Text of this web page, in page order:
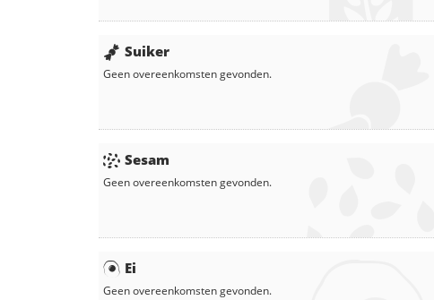
Suiker
Geen overeenkomsten gevonden.
Sesam
Geen overeenkomsten gevonden.
Ei
Geen overeenkomsten gevonden.